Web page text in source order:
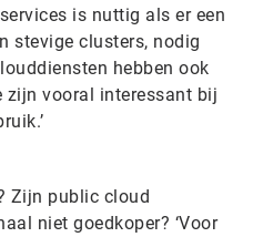
is nuttig als er een
stevige clusters, nodig
hebben ook
zijn vooral interessant bij
Zijn public cloud
niet goedkoper? ‘Voor